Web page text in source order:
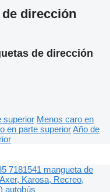
dirección
de dirección
superior Menos caro en
en parte superiorAño de